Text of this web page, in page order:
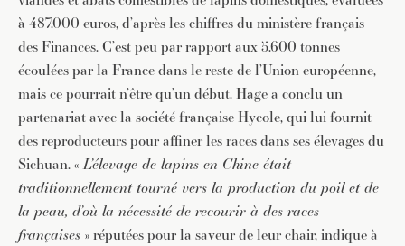
à 487.000 euros, d’après les chiffres du ministère français
des Finances. C’est peu par rapport aux 5.600 tonnes
écoulées par la France dans le reste de l’Union européenne,
mais ce pourrait n’être qu’un début. Hage a conclu un
partenariat avec la société française Hycole, qui lui fournit
des reproducteurs pour affiner les races dans ses élevages du
Sichuan. «L’élevage de lapins en Chine était
traditionnellement tourné vers la production du poil et de
la peau, d’où la nécessité de recourir à des races
françaises » réputées pour la saveur de leur chair, indique à
JE M'INSCRIS À LA NEWSLETTER
Pour recevoir toutes les deux semaines notre lettre
d’info avec une sélection d’articles …